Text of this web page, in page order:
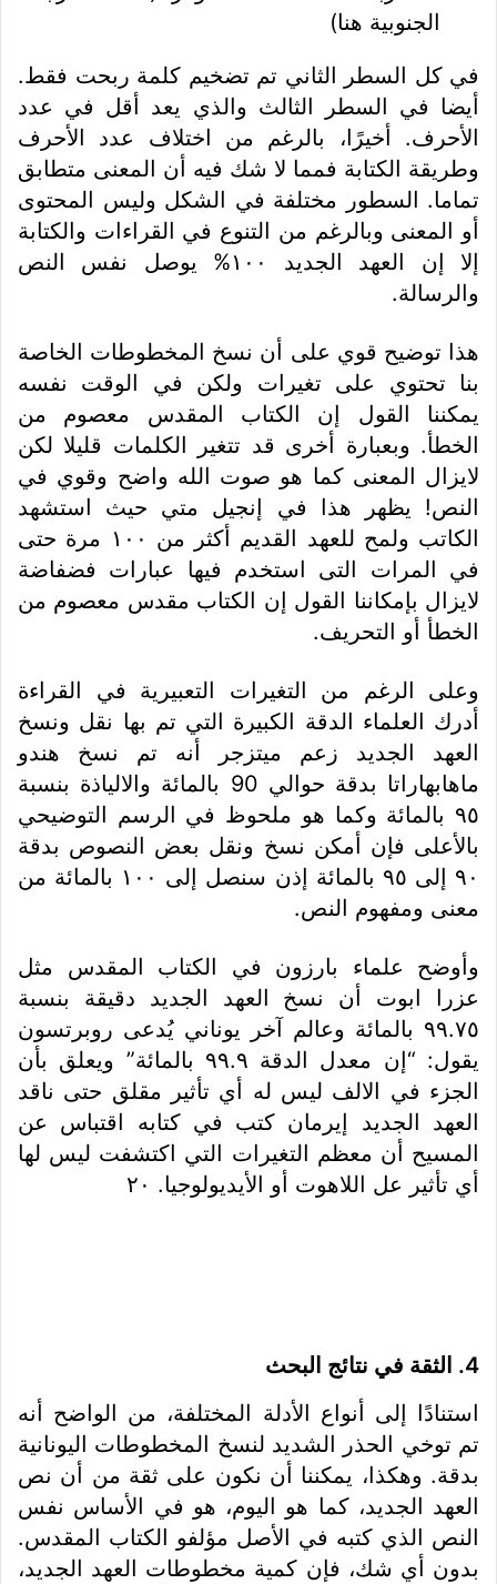
الجنوبية هنا)
في كل السطر الثاني تم تضخيم كلمة ربحت فقط.
أيضا في السطر الثالث والذي يعد أقل في عدد
الأحرف. أخيرًا، بالرغم من اختلاف عدد الأحرف
وطريقة الكتابة فمما لا شك فيه أن المعنى متطابق
تماما. السطور مختلفة في الشكل وليس المحتوى
أو المعنى وبالرغم من التنوع في القراءات والكتابة
إلا إن العهد الجديد ١٠٠% يوصل نفس النص
والرسالة.
هذا توضيح قوي على أن نسخ المخطوطات الخاصة
بنا تحتوي على تغيرات ولكن في الوقت نفسه
يمكننا القول إن الكتاب المقدس معصوم من
الخطأ. وبعبارة أخرى قد تتغير الكلمات قليلا لكن
لايزال المعنى كما هو صوت الله واضح وقوي في
النص! يظهر هذا في إنجيل متي حيث استشهد
الكاتب ولمح للعهد القديم أكثر من ١٠٠ مرة حتى
في المرات التى استخدم فيها عبارات فضفاضة
لايزال بإمكاننا القول إن الكتاب مقدس معصوم من
الخطأ أو التحريف.
وعلى الرغم من التغيرات التعبيرية في القراءة
أدرك العلماء الدقة الكبيرة التي تم بها نقل ونسخ
العهد الجديد زعم ميتزجر أنه تم نسخ هندو
ماهابهاراتا بدقة حوالي 90 بالمائة والالياذة بنسبة
٩٥ بالمائة وكما هو ملحوظ في الرسم التوضيحي
بالأعلى فإن أمكن نسخ ونقل بعض النصوص بدقة
٩٠ إلى ٩٥ بالمائة إذن سنصل إلى ١٠٠ بالمائة من
معنى ومفهوم النص.
وأوضح علماء بارزون في الكتاب المقدس مثل
عزرا ابوت أن نسخ العهد الجديد دقيقة بنسبة
٩٩.٧٥ بالمائة وعالم آخر يوناني يُدعى روبرتسون
يقول: “إن معدل الدقة ٩٩.٩ بالمائة” ويعلق بأن
الجزء في الالف ليس له أي تأثير مقلق حتى ناقد
العهد الجديد إيرمان كتب في كتابه اقتباس عن
المسيح أن معظم التغيرات التي اكتشفت ليس لها
أي تأثير عل اللاهوت أو الأيديولوجيا. ٢٠
4. الثقة في نتائج البحث
استنادًا إلى أنواع الأدلة المختلفة، من الواضح أنه
تم توخي الحذر الشديد لنسخ المخطوطات اليونانية
بدقة. وهكذا، يمكننا أن نكون على ثقة من أن نص
العهد الجديد، كما هو اليوم، هو في الأساس نفس
النص الذي كتبه في الأصل مؤلفو الكتاب المقدس.
بدون أي شك، فإن كمية مخطوطات العهد الجديد،